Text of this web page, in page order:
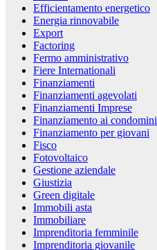
Efficientamento energetico
Energia rinnovabile
Export
Factoring
Fermo amministrativo
Fiere Internationali
Finanziamenti
Finanziamenti agevolati
Finanziamenti Imprese
Finanziamento ai condomini
Finanziamento per giovani
Fisco
Fotovoltaico
Gestione aziendale
Giustizia
Green digitale
Immobili asta
Immobiliare
Imprenditoria femminile
Imprenditoria giovanile